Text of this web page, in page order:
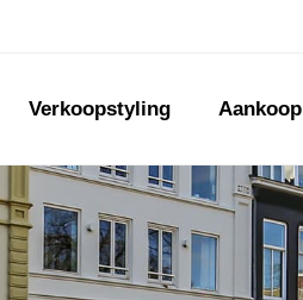
Verkoopstyling Aankoop